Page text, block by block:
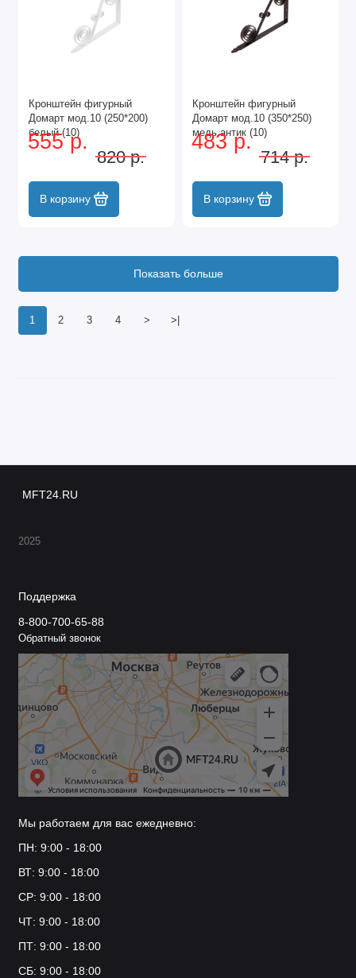
Кронштейн фигурный
Домарт мод.10 (250*200)
белый (10)
555 р.
820 р.
В корзину
Кронштейн фигурный
Домарт мод.10 (350*250)
медь антик (10)
483 р.
714 р.
В корзину
1 2 3 4 > >|
Показать больше
MFT24.RU
2025
Поддержка
8-800-700-65-88
Обратный звонок
Мы работаем для вас ежедневно:
ПН: 9:00 - 18:00
ВТ: 9:00 - 18:00
СР: 9:00 - 18:00
ЧТ: 9:00 - 18:00
ПТ: 9:00 - 18:00
СБ: 9:00 - 18:00